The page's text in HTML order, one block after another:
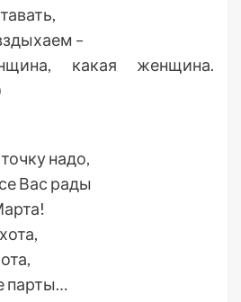
–
какая женщина.
надо,
Вас рады
парты…